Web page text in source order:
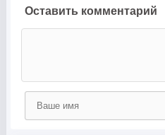
Оставить комментарий